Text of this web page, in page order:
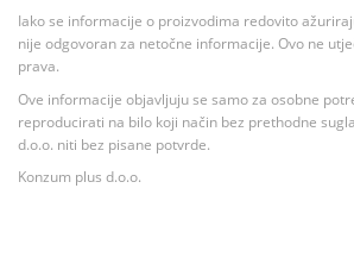
Iako se informacije o proizvodima redovito
nije odgovoran za netočne informacije. Ovo ne
prava.
Ove informacije objavljuju se samo za osobne
reproducirati na bilo koji način bez prethodne
d.o.o. niti bez pisane potvrde.
Konzum plus d.o.o.